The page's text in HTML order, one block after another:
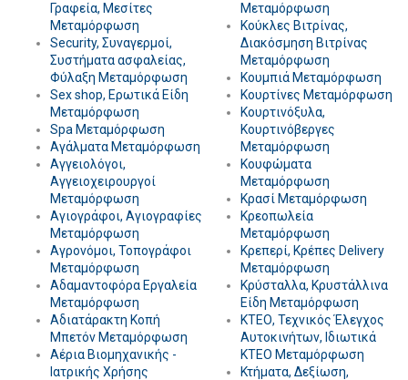
Γραφεία, Μεσίτες
Μεταμόρφωση
Security, Συναγερμοί,
Συστήματα ασφαλείας,
Φύλαξη Μεταμόρφωση
Sex shop, Ερωτικά Είδη
Μεταμόρφωση
Spa Μεταμόρφωση
Αγάλματα Μεταμόρφωση
Αγγειολόγοι,
Αγγειοχειρουργοί
Μεταμόρφωση
Αγιογράφοι, Αγιογραφίες
Μεταμόρφωση
Αγρονόμοι, Τοπογράφοι
Μεταμόρφωση
Αδαμαντοφόρα Εργαλεία
Μεταμόρφωση
Αδιατάρακτη Κοπή
Μπετόν Μεταμόρφωση
Αέρια Βιομηχανικής -
Ιατρικής Χρήσης
Μεταμόρφωση
Κούκλες Βιτρίνας,
Διακόσμηση Βιτρίνας
Μεταμόρφωση
Κουμπιά Μεταμόρφωση
Κουρτίνες Μεταμόρφωση
Κουρτινόξυλα,
Κουρτινόβεργες
Μεταμόρφωση
Κουφώματα
Μεταμόρφωση
Κρασί Μεταμόρφωση
Κρεοπωλεία
Μεταμόρφωση
Κρεπερί, Κρέπες Delivery
Μεταμόρφωση
Κρύσταλλα, Κρυστάλλινα
Είδη Μεταμόρφωση
ΚΤΕΟ, Τεχνικός Έλεγχος
Αυτοκινήτων, Ιδιωτικά
KTEO Μεταμόρφωση
Κτήματα, Δεξίωση,